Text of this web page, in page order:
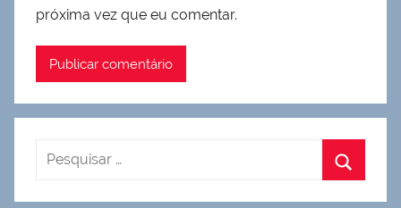
próxima vez que eu comentar.